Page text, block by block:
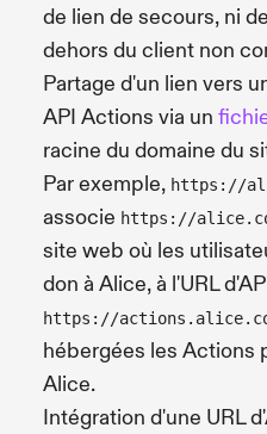
de lien de secours, ni
dehors du client non
Partage d'un lien vers
API Actions via un
racine du domaine du
Par exemple, https://
associe https://
site web où les
don à Alice, à l'URL
https://
hébergées les Actions
Alice.
Intégration d'une URL